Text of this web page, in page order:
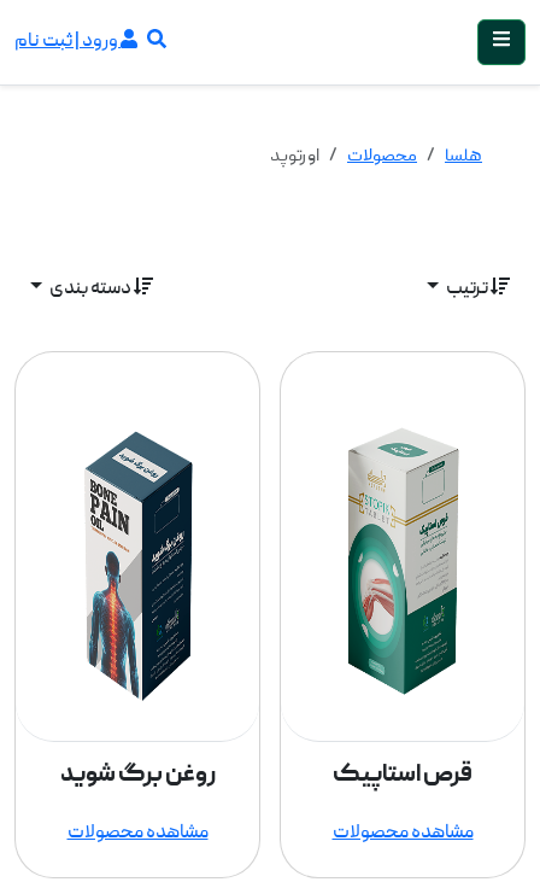
ورود | ثبت نام
هلسا محصولات اورتوپد
ترتیب
قرص استاپیک
مشاهده محصولات
روغن برگ شوید
مشاهده محصولات